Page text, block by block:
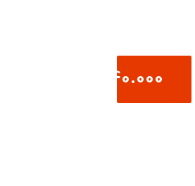
1.640.000